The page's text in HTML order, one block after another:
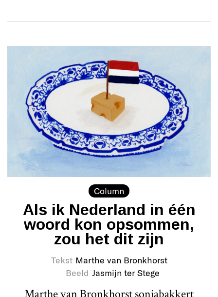
Column
Als ik Nederland in één
woord kon opsommen,
zou het dit zijn
Tekst Marthe van Bronkhorst
Beeld Jasmijn ter Stege
Marthe van Bronkhorst sonjabakkert